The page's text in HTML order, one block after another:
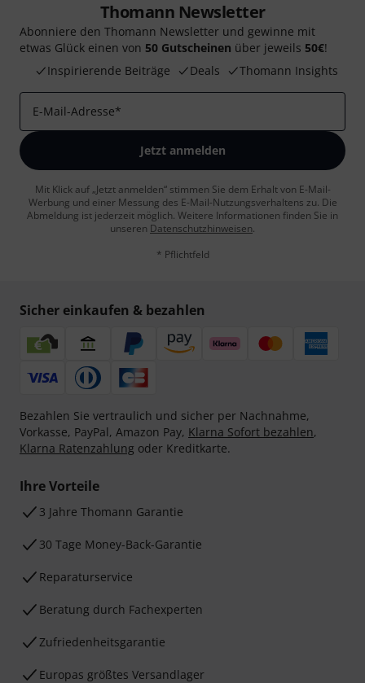
Thomann Newsletter
Abonniere den Thomann Newsletter und gewinne mit
etwas Glück einen von 50 Gutscheinen über jeweils 50€!
Inspirierende Beiträge
Deals Thomann Insights
E-Mail-Adresse*
Jetzt anmelden
Mit Klick auf „Jetzt anmelden“ stimmen Sie dem Erhalt von E-Mail-
Werbung und einer Messung des E-Mail-Nutzungsverhaltens zu. Die
Abmeldung ist jederzeit möglich. Weitere Informationen finden Sie in
unseren Datenschutzhinweisen.
* Pflichtfeld
Sicher einkaufen & bezahlen
Bezahlen Sie vertraulich und sicher per Nachnahme,
Vorkasse, PayPal, Amazon Pay, Klarna Sofort bezahlen,
Klarna Ratenzahlung oder Kreditkarte.
Ihre Vorteile
3 Jahre Thomann Garantie
30 Tage Money-Back-Garantie
Reparaturservice
Beratung durch Fachexperten
Zufriedenheitsgarantie
Europas größtes Versandlager